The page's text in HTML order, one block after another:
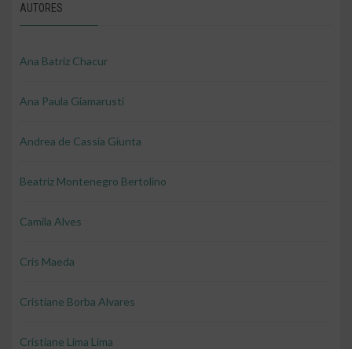
AUTORES
Ana Batriz Chacur
Ana Paula Giamarusti
Andrea de Cassia Giunta
Beatriz Montenegro Bertolino
Camila Alves
Cris Maeda
Cristiane Borba Alvares
Cristiane Lima Lima